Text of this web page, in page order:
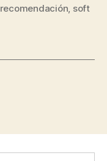
recomendación soft